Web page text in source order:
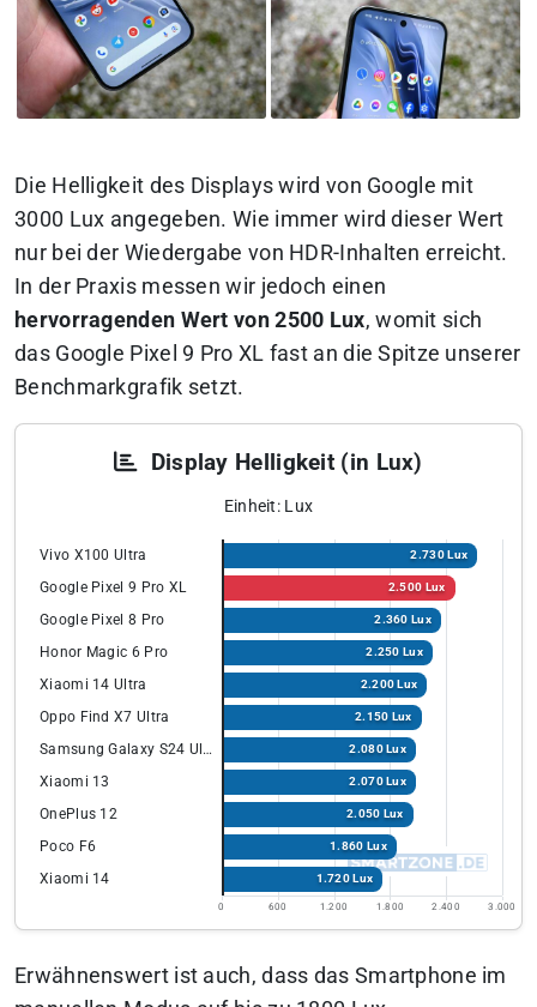
Die Helligkeit des Displays wird von Google mit
3000 Lux angegeben. Wie immer wird dieser Wert
nur bei der Wiedergabe von HDR-Inhalten erreicht.
In der Praxis messen wir jedoch einen
hervorragenden Wert von 2500 Lux, womit sich
das Google Pixel 9 Pro XL fast an die Spitze unserer
Benchmarkgrafik setzt.
Display Helligkeit (in Lux)
Einheit: Lux
Vivo X100 Ultra 2.730 Lux
Google Pixel 9 Pro XL 2.500 Lux
Google Pixel 8 Pro 2.360 Lux
Honor Magic 6 Pro 2.250 Lux
Xiaomi 14 Ultra 2.200 Lux
Oppo Find X7 Ultra 2.150 Lux
Samsung Galaxy S24 Ultra 2.080 Lux
Xiaomi 13 2.070 Lux
OnePlus 12 2.050 Lux
Poco F6 1.860 Lux
Xiaomi 14 1.720 Lux
0 600 1.200 1.800 2.400 3.000
Erwähnenswert ist auch, dass das Smartphone im